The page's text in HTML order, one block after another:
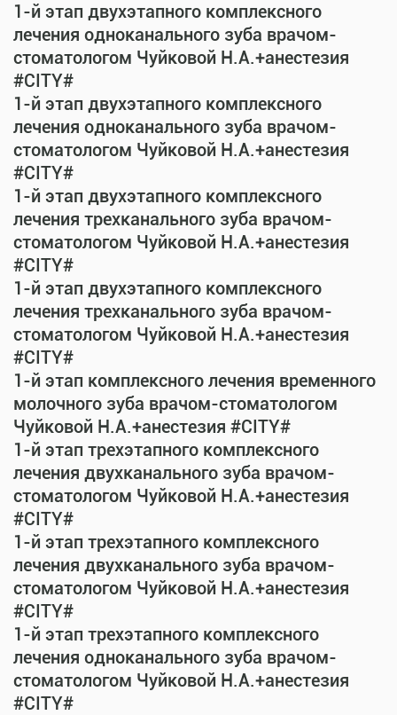
1-й этап двухэтапного комплексного
лечения одноканального зуба врачом-
стоматологом Чуйковой Н.А.+анестезия
#CITY#
1-й этап двухэтапного комплексного
лечения одноканального зуба врачом-
стоматологом Чуйковой Н.А.+анестезия
#CITY#
1-й этап двухэтапного комплексного
лечения трехканального зуба врачом-
стоматологом Чуйковой Н.А.+анестезия
#CITY#
1-й этап двухэтапного комплексного
лечения трехканального зуба врачом-
стоматологом Чуйковой Н.А.+анестезия
#CITY#
1-й этап комплексного лечения временного
молочного зуба врачом-стоматологом
Чуйковой Н.А.+анестезия #CITY#
1-й этап трехэтапного комплексного
лечения двухканального зуба врачом-
стоматологом Чуйковой Н.А.+анестезия
#CITY#
1-й этап трехэтапного комплексного
лечения двухканального зуба врачом-
стоматологом Чуйковой Н.А.+анестезия
#CITY#
1-й этап трехэтапного комплексного
лечения одноканального зуба врачом-
стоматологом Чуйковой Н.А.+анестезия
#CITY#